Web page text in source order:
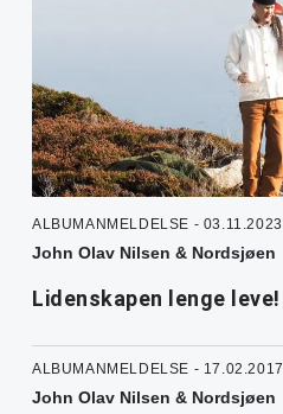
ALBUMANMELDELSE - 03.11.2023
John Olav Nilsen & Nordsjøen
Lidenskapen lenge leve!
ALBUMANMELDELSE - 17.02.2017
John Olav Nilsen & Nordsjøen